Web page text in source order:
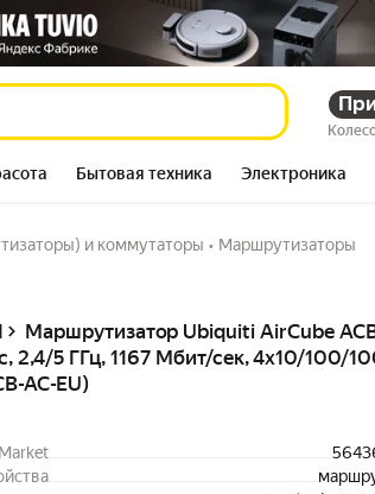
Бытовая техника Электроника
и коммутаторы • Маршрутизаторы
Маршрутизатор Ubiquiti AirCube
2,4/5 ГГц, 1167 Мбит/сек, 4x10/100/
AC-EU)
1167 Мбит/сек,
2 586